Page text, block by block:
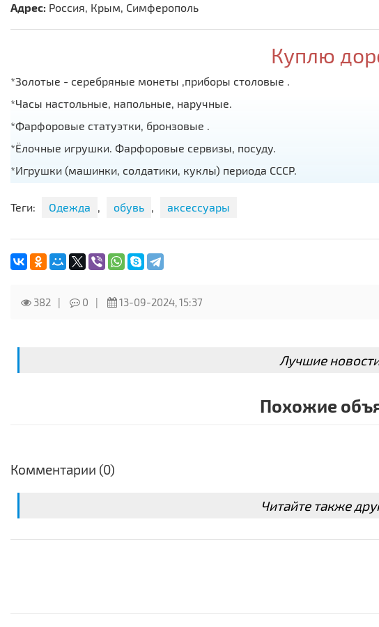
Адрес: Россия, Крым, Симферополь
Куплю
*Золотые - серебряные монеты ,приборы столовые .
*Часы настольные, напольные, наручные.
*Фарфоровые статуэтки, бронзовые .
*Ёлочные игрушки. Фарфоровые сервизы, посуду.
*Игрушки (машинки, солдатики, куклы) периода СССР.
*Дровяные самовары.
Теги: Одежда , обувь , аксессуары
382 0 13-09-2024, 15:37
Лучшие
Похожие
Комментарии (0)
Читайте также